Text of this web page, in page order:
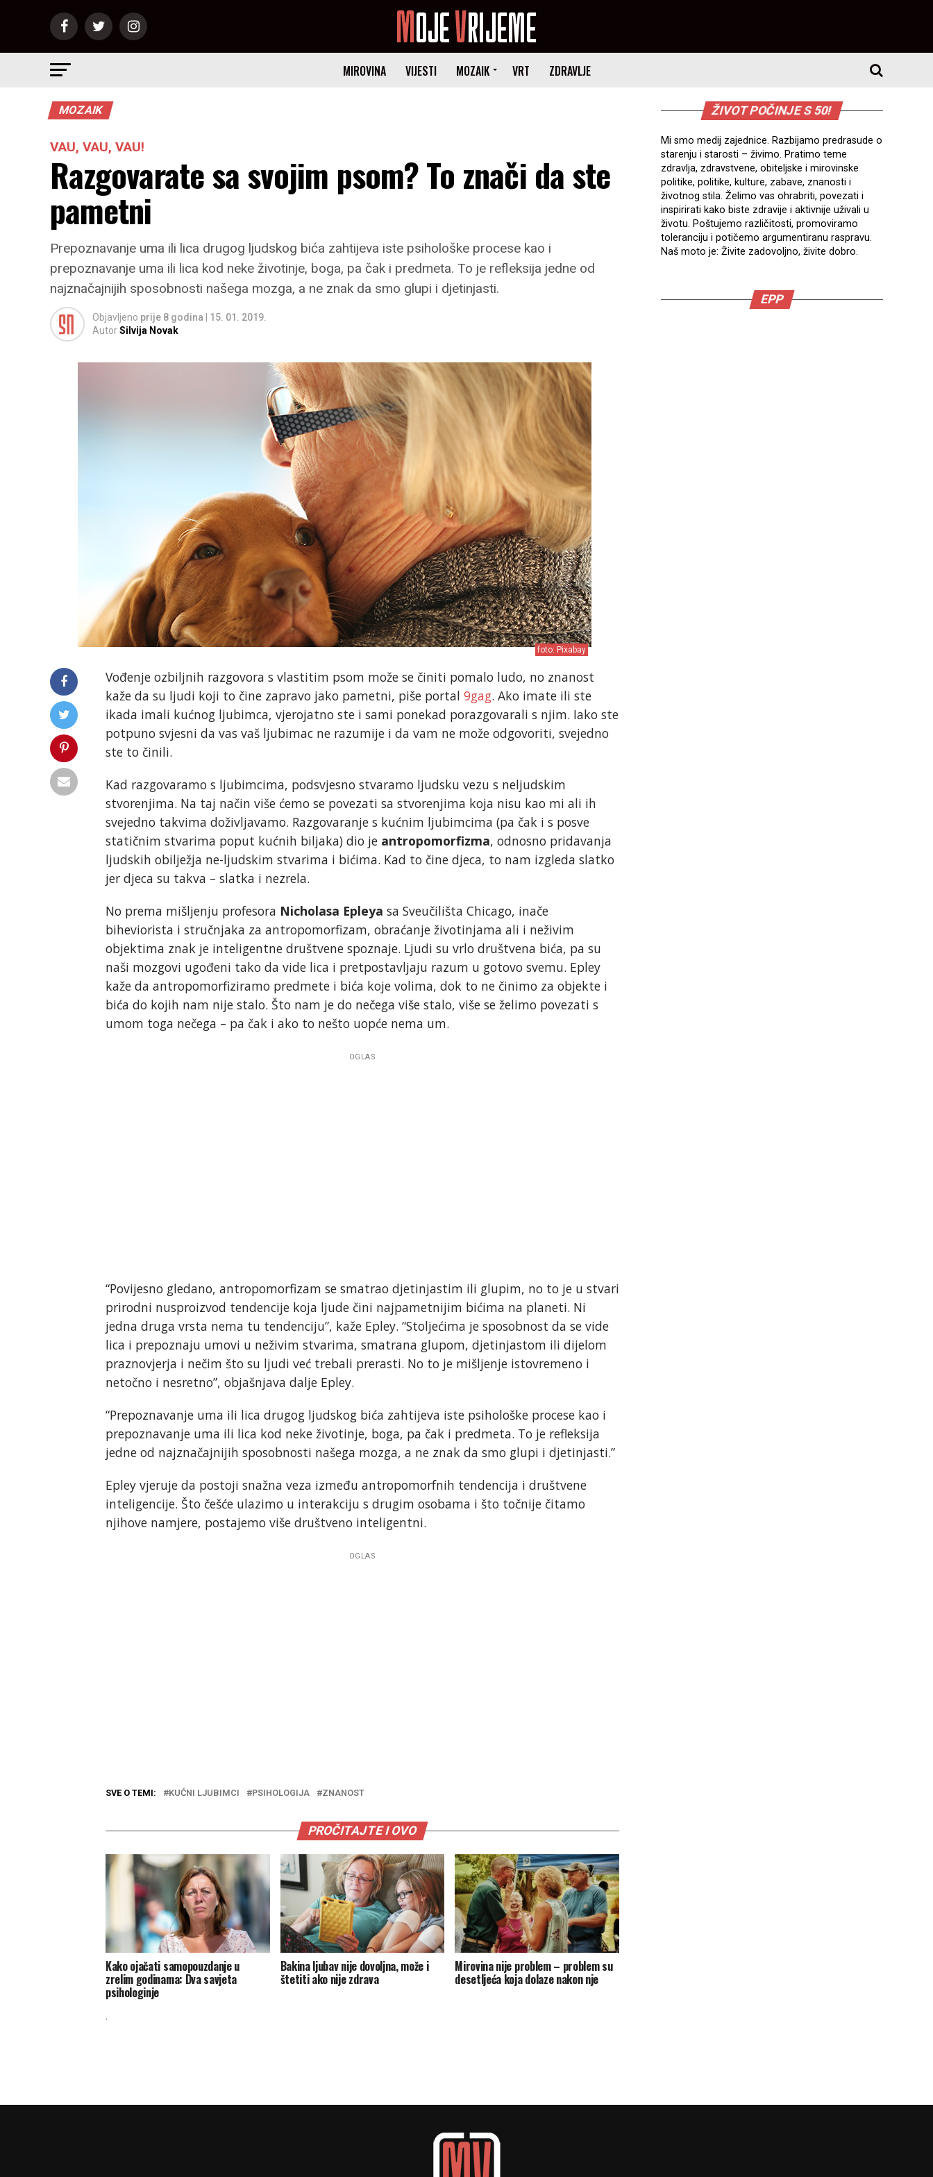
MIROVINA VIJESTI MOZAIK VRT ZDRAVLJE
MOZAIK
VAU, VAU, VAU!
Razgovarate sa svojim psom? To znači da ste
pametni
Prepoznavanje uma ili lica drugog ljudskog bića zahtijeva iste psihološke procese kao i
prepoznavanje uma ili lica kod neke životinje, boga, pa čak i predmeta. To je refleksija jedne od
najznačajnijih sposobnosti našega mozga, a ne znak da smo glupi i djetinjasti.
Objavljeno prije 8 godina
15. 01. 2019.
AutorSilvija Novak
foto: Pixabay
Vođenje ozbiljnih razgovora s vlastitim psom može se činiti pomalo ludo, no znanost
kaže da su ljudi koji to čine zapravo jako pametni, piše portal 9gag. Ako imate ili ste
ikada imali kućnog ljubimca, vjerojatno ste i sami ponekad porazgovarali s njim. Iako ste
potpuno svjesni da vas vaš ljubimac ne razumije i da vam ne može odgovoriti, svejedno
ste to činili.
Kad razgovaramo s ljubimcima, podsvjesno stvaramo ljudsku vezu s neljudskim
stvorenjima. Na taj način više ćemo se povezati sa stvorenjima koja nisu kao mi ali ih
svejedno takvima doživljavamo. Razgovaranje s kućnim ljubimcima (pa čak i s posve
statičnim stvarima poput kućnih biljaka) dio je antropomorfizma, odnosno pridavanja
ljudskih obilježja ne-ljudskim stvarima i bićima. Kad to čine djeca, to nam izgleda slatko
jer djeca su takva – slatka i nezrela.
No prema mišljenju profesora Nicholasa Epleya sa Sveučilišta Chicago, inače
biheviorista i stručnjaka za antropomorfizam, obraćanje životinjama ali i neživim
objektima znak je inteligentne društvene spoznaje. Ljudi su vrlo društvena bića, pa su
naši mozgovi ugođeni tako da vide lica i pretpostavljaju razum u gotovo svemu. Epley
kaže da antropomorfiziramo predmete i bića koje volima, dok to ne činimo za objekte i
bića do kojih nam nije stalo. Što nam je do nečega više stalo, više se želimo povezati s
umom toga nečega – pa čak i ako to nešto uopće nema um.
OGLAS
“Povijesno gledano, antropomorfizam se smatrao djetinjastim ili glupim, no to je u stvari
prirodni nusproizvod tendencije koja ljude čini najpametnijim bićima na planeti. Ni
jedna druga vrsta nema tu tendenciju”, kaže Epley. “Stoljećima je sposobnost da se vide
lica i prepoznaju umovi u neživim stvarima, smatrana glupom, djetinjastom ili dijelom
praznovjerja i nečim što su ljudi već trebali prerasti. No to je mišljenje istovremeno i
netočno i nesretno”, objašnjava dalje Epley.
“Prepoznavanje uma ili lica drugog ljudskog bića zahtijeva iste psihološke procese kao i
prepoznavanje uma ili lica kod neke životinje, boga, pa čak i predmeta. To je refleksija
jedne od najznačajnijih sposobnosti našega mozga, a ne znak da smo glupi i djetinjasti.”
Epley vjeruje da postoji snažna veza između antropomorfnih tendencija i društvene
inteligencije. Što češće ulazimo u interakciju s drugim osobama i što točnije čitamo
njihove namjere, postajemo više društveno inteligentni.
OGLAS
SVE O TEMI: KUĆNI LJUBIMCI PSIHOLOGIJA ZNANOST
PROČITAJTE I OVO
Kako ojačati samopouzdanje u
zrelim godinama: Dva savjeta
psihologinje
Bakina ljubav nije dovoljna, može i
štetiti ako nije zdrava
Mirovina nije problem – problem su
desetljeća koja dolaze nakon nje
.
ŽIVOT POČINJE S 50!
Mi smo medij zajednice. Razbijamo predrasude o
starenju i starosti – živimo. Pratimo teme
zdravlja, zdravstvene, obiteljske i mirovinske
politike, politike, kulture, zabave, znanosti i
životnog stila. Želimo vas ohrabriti, povezati i
inspirirati kako biste zdravije i aktivnije uživali u
životu. Poštujemo različitosti, promoviramo
toleranciju i potičemo argumentiranu raspravu.
Naš moto je: Živite zadovoljno, živite dobro.
EPP